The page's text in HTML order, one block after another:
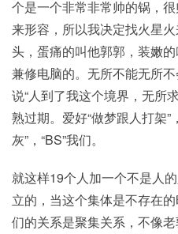
个是一个非常非常帅的锅，
来形容，所以我决定找火星
头，蛋痛的叫他郭郭，装嫩
兼修电脑的。无所不能无所
说“人到了我这个境界，无所
熟过期。爱好“做梦跟人打架
灰”，“BS”我们。
就这样19个人加一个不是人
立的，当这个集体是不存在
们的关系是聚集关系，不像